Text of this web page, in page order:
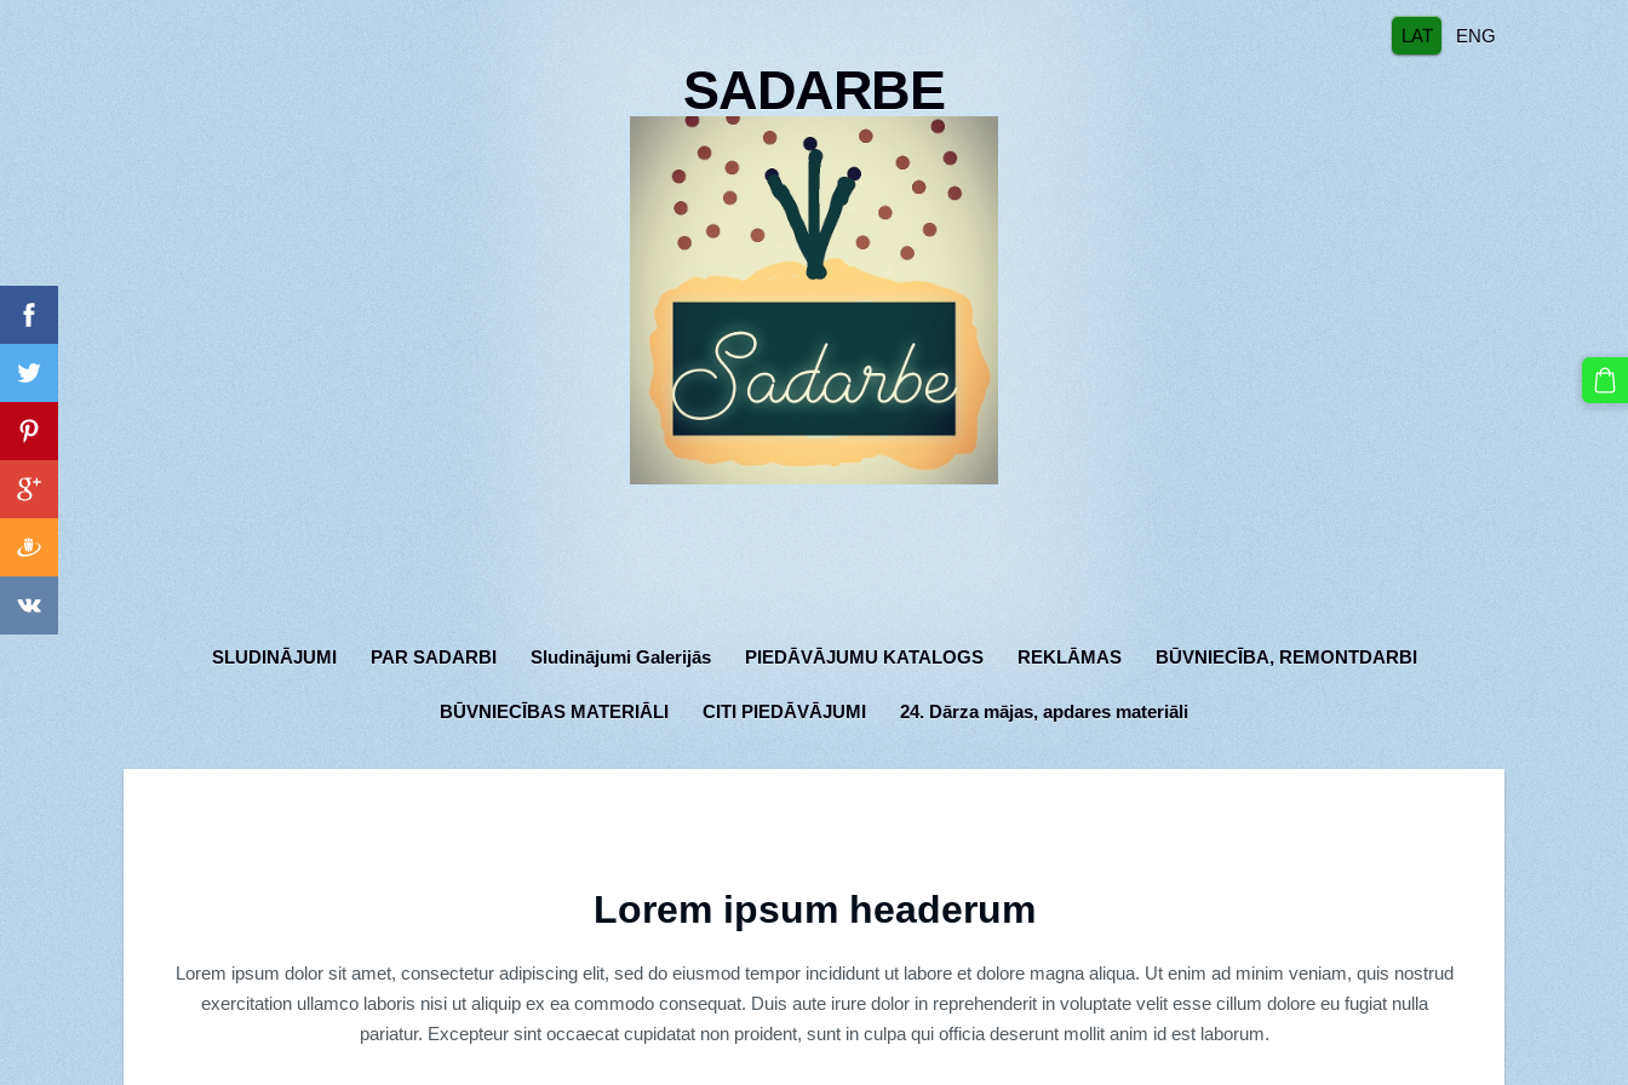
SADARBE
SLUDINĀJUMI PAR SADARBI Sludinājumi Galerijās PIEDĀVĀJUMU KATALOGS REKLĀMAS BŪVNIECĪBA, REMONTDARBI
BŪVNIECĪBAS MATERIĀLI CITI PIEDĀVĀJUMI 24. Dārza mājas, apdares materiāli
LAT ENG
Lorem ipsum headerum
Lorem ipsum dolor sit amet, consectetur adipiscing elit, sed do eiusmod tempor incididunt ut labore et dolore magna aliqua. Ut enim ad minim veniam, quis nostrud
exercitation ullamco laboris nisi ut aliquip ex ea commodo consequat. Duis aute irure dolor in reprehenderit in voluptate velit esse cillum dolore eu fugiat nulla
pariatur. Excepteur sint occaecat cupidatat non proident, sunt in culpa qui officia deserunt mollit anim id est laborum.